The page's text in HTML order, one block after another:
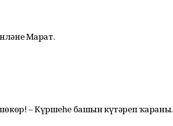
Марат.
– Күршеһе башын күтәреп ҡараны.